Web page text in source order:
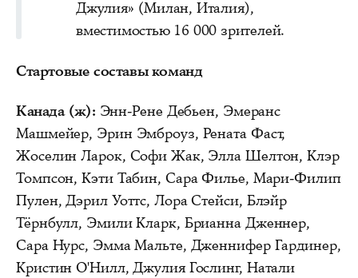
Джулия» (Милан, Италия),
вместимостью 16 000 зрителей.
Стартовые составы команд
Канада (ж): Энн-Рене Дебьен, Эмеранс
Машмейер, Эрин Эмброуз, Рената Фаст,
Жоселин Ларок, Софи Жак, Элла Шелтон, Клэр
Томпсон, Кэти Табин, Сара Филье, Мари-Филип
Пулен, Дэрил Уоттс, Лора Стейси, Блэйр
Тёрнбулл, Эмили Кларк, Брианна Дженнер,
Сара Нурс, Эмма Мальте, Дженнифер Гардинер,
Кристин О'Нилл, Джулия Гослинг, Натали